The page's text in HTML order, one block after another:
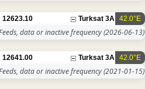
42.0°E
Turksat 3A
12623.10
data or inactive frequency(2026-06-13)
42.0°E
Turksat 3A
12641.00
data or inactive frequency(2021-01-15)